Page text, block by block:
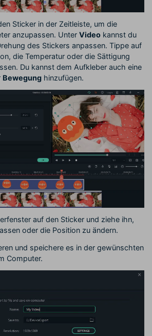
Sticker in der Zeitleiste, um die
anzupassen. Unter Video kannst du
des Stickers anpassen. Tippe auf
die Temperatur oder die Sättigung
Du kannst dem Aufkleber auch eine
Bewegung hinzufügen.
auf den Sticker und ziehe ihn,
oder die Position zu ändern.
und speichere es in der gewünschten
Computer.